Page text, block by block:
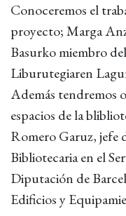
Conoceremos el
proyecto; Marga
Basurko miembro
Liburutegiaren
Además tendremos
espacios de la
Romero Garuz,
Bibliotecaria en el
Diputación de
Edificios y